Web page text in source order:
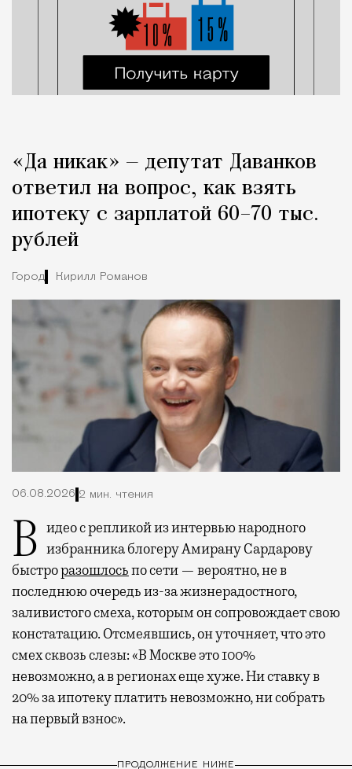
«Да никак» — депутат Даванков
ответил на вопрос, как взять
ипотеку с зарплатой 60–70 тыс.
рублей
Город Кирилл Романов
06.08.2026 2 мин. чтения
Видео с репликой из интервью народного избранника блогеру Амирану Сардарову
быстроразошлосьпо сети — вероятно, не в
последнюю очередь из-за жизнерадостного,
заливистого смеха, которым он сопровождает свою
констатацию. Отсмеявшись, он уточняет, что это
смех сквозь слезы: «В Москве это 100%
невозможно, а в регионах еще хуже. Ни ставку в
20% за ипотеку платить невозможно, ни собрать
на первый взнос».
ПРОДОЛЖЕНИЕ НИЖЕ